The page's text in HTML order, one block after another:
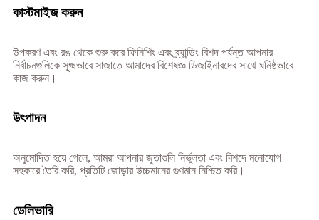
কাস্টমাইজ করুন
উপকরণ এবং রঙ থেকে শুরু করে ফিনিশিং এবং ব্র্যান্ডিং বিশদ পর্যন্ত আপনার
নির্বাচনগুলিকে সূক্ষ্মভাবে সাজাতে আমাদের বিশেষজ্ঞ ডিজাইনারদের সাথে ঘনিষ্ঠভাবে
কাজ করুন।
উৎপাদন
অনুমোদিত হয়ে গেলে, আমরা আপনার জুতাগুলি নির্ভুলতা এবং বিশদে মনোযোগ
সহকারে তৈরি করি, প্রতিটি জোড়ার উচ্চমানের গুণমান নিশ্চিত করি।
ডেলিভারি